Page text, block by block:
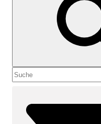
Inhalt anzeigen
Inhalt